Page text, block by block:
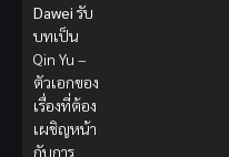
Dawei รับ
บทเป็น
Qin Yu –
ตัวเอกของ
เรื่องที่ต้อง
เผชิญหน้า
กับการ